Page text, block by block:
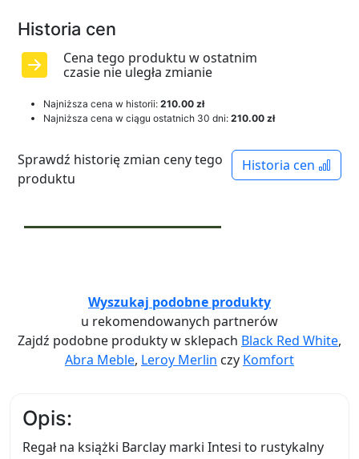
Historia cen
Cena tego produktu w ostatnim
czasie nie uległa zmianie
Najniższa cena w historii: 210.00 zł
Najniższa cena w ciągu ostatnich 30 dni: 210.00 zł
Historia cen
Sprawdź historię zmian ceny tego
produktu
Wyszukaj podobne produkty
u rekomendowanych partnerów
Zajdź podobne produkty w sklepach Black Red White,
Abra Meble, Leroy Merlin czy Komfort
Opis:
Regał na książki Barclay marki Intesi to rustykalny